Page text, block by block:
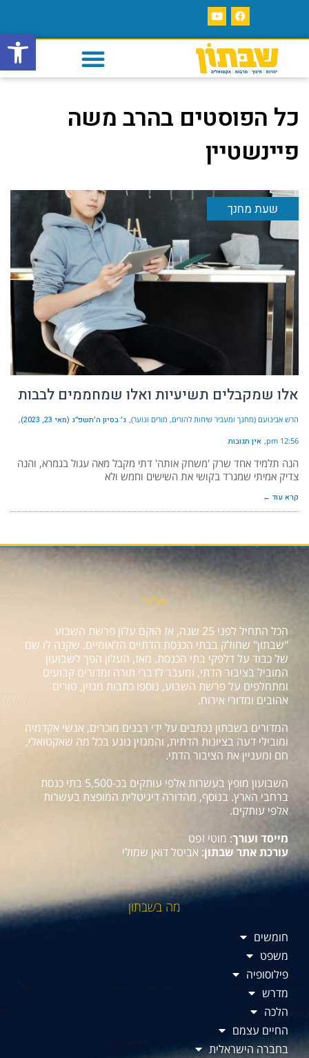
פתח
כל הפוסטים בהרב משה
פיינשטיין
שעת מחנך
אלו שמקבלים תשיעיות ואלו שמחממים לבבות
הרש אבינועם (מחנך ומעביר שיחות להורים, מורים ונוער) ג׳ בסיון ה׳תשפ״ג (מאי 23, 2023)
12:56 pm אין תגובות
הנה תלמיד אחד שרק 'משחק אותה' דתי מקבל מאה עגול בגמרא, והנה
צדיק אמיתי שמגרד בקושי את השישים וחמש ולא
קרא עוד ←
אודות
הכל התחיל לפני 25 שנה, אז הוקם עלון פרשת השבוע
"שבתון" שחולק בבתי הכנסת הדתיים הלאומיים, שקנה לו שם
של כבוד על דלפקי בתי הכנסת. מאז, העלון הפך לשבועון
המוביל בציבור הדתי, ומעבר לדברי תורה ומדורים קבועים
ומתחלפים על פרשת השבוע, נוספו כתבות מגזין, טורים
אהובים ומדורי אירוח.
המדורים בשבתון נכתבים על ידי רבנים מוכרים, אנשי אקדמיה
ומובילי דעה בציונות הדתית, והמגזין נוגע בכל מה שאקטואלי,
חם ומעניין את הציבור הדתי.
השבועון מופץ בעשרות אלפי עותקים בכ-5,500 בתי כנסת
ברחבי הארץ. בנוסף, מהדורה דיגיטלית המופצת בעשרות
אלפי עותקים.
מייסד ועורך: מוטי זפט
עורכת אתר שבתון: אביטל דואן שמולי
מה בשבתון
חומשים
משפט
פילוסופיה
מדרש
הלכה
החיים עצמם
בחברה הישראלית